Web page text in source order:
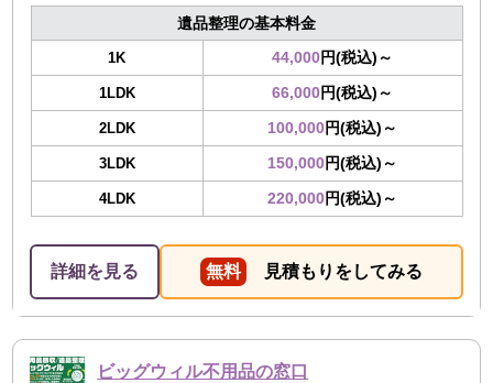
遺品整理の基本料金
1K 44,000円(税込)～
1LDK 66,000円(税込)～
2LDK 100,000円(税込)～
3LDK 150,000円(税込)～
4LDK 220,000円(税込)～
詳細を見る 無料 見積もりをしてみる
ビッグウィル不用品の窓口